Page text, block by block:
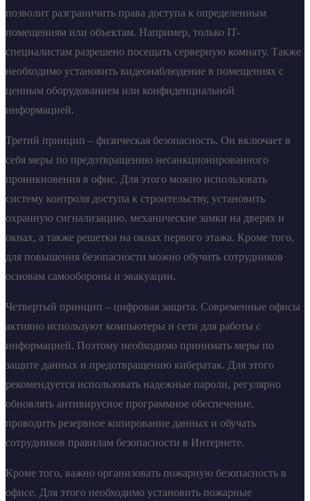
позволит разграничить права доступа к определенным
помещениям или объектам. Например, только IT-
специалистам разрешено посещать серверную комнату. Также
необходимо установить видеонаблюдение в помещениях с
ценным оборудованием или конфиденциальной
информацией.
Третий принцип – физическая безопасность. Он включает в
себя меры по предотвращению несанкционированного
проникновения в офис. Для этого можно использовать
систему контроля доступа к строительству, установить
охранную сигнализацию, механические замки на дверях и
окнах, а также решетки на окнах первого этажа. Кроме того,
для повышения безопасности можно обучить сотрудников
основам самообороны и эвакуации.
Четвертый принцип – цифровая защита. Современные офисы
активно используют компьютеры и сети для работы с
информацией. Поэтому необходимо принимать меры по
защите данных и предотвращению кибератак. Для этого
рекомендуется использовать надежные пароли, регулярно
обновлять антивирусное программное обеспечение,
проводить резервное копирование данных и обучать
сотрудников правилам безопасности в Интернете.
Кроме того, важно организовать пожарную безопасность в
офисе. Для этого необходимо установить пожарные